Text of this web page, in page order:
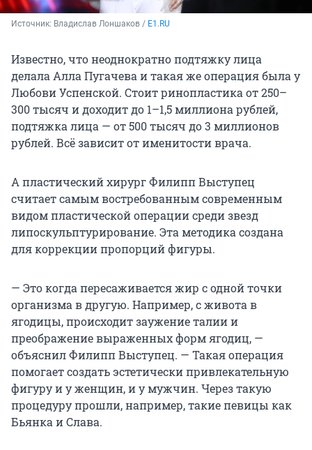
Источник: Владислав Лоншаков / E1.RU
Известно, что неоднократно подтяжку лица
делала Алла Пугачева и такая же операция была у
Любови Успенской. Стоит ринопластика от 250–
300 тысяч и доходит до 1–1,5 миллиона рублей,
подтяжка лица — от 500 тысяч до 3 миллионов
рублей. Всё зависит от именитости врача.
А пластический хирург Филипп Выступец
считает самым востребованным современным
видом пластической операции среди звезд
липоскульптурирование. Эта методика создана
для коррекции пропорций фигуры.
— Это когда пересаживается жир с одной точки
организма в другую. Например, с живота в
ягодицы, происходит заужение талии и
преображение выраженных форм ягодиц, —
объяснил Филипп Выступец. — Такая операция
помогает создать эстетически привлекательную
фигуру и у женщин, и у мужчин. Через такую
процедуру прошли, например, такие певицы как
Бьянка и Слава.